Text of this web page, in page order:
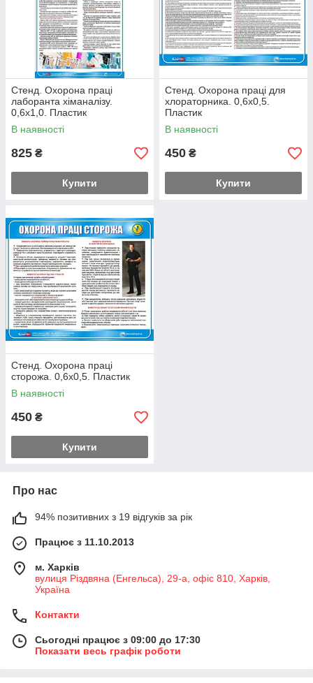
Стенд. Охорона праці
лаборанта хіманалізу.
0,6х1,0. Пластик
В наявності
825 ₴
Купити
Стенд. Охорона праці для
хлораторника. 0,6х0,5.
Пластик
В наявності
450 ₴
Купити
Стенд. Охорона праці
сторожа. 0,6х0,5. Пластик
В наявності
450 ₴
Купити
Про нас
94% позитивних з 19 відгуків за рік
Працює з 11.10.2013
м. Харків
вулиця Різдвяна (Енгельса), 29-а, офіс 810, Харків,
Україна
Контакти
Сьогодні працює з 09:00 до 17:30
Показати весь графік роботи